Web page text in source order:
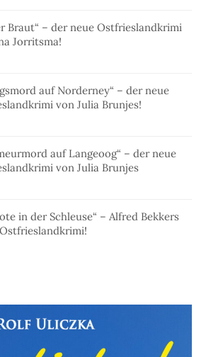
Braut“ – der neue Ostfrieslandkrimi
Jorritsma!
auf Norderney“ – der neue
von Julia Brunjes!
auf Langeoog“ – der neue
von Julia Brunjes
in der Schleuse“ – Alfred Bekkers